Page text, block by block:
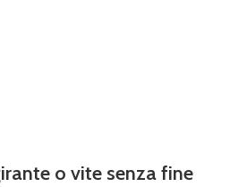
o vite senza fine